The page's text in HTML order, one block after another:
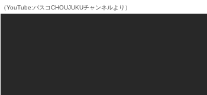
（YouTube:パスコCHOUJUKUチャンネルより）